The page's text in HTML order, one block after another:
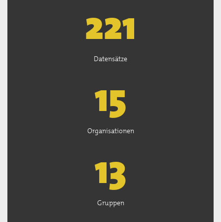
222
Datensätze
15
Organisationen
13
Gruppen